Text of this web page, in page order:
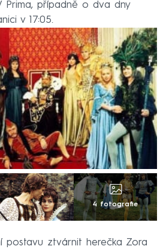
Prima, případně o dva dny
v 17:05.
4 fotografie
postavu ztvárnit herečka Zora